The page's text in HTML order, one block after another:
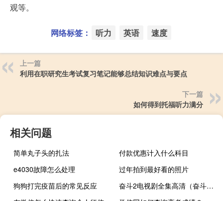
观等。
网络标签： 听力 英语 速度
上一篇
利用在职研究生考试复习笔记能够总结知识难点与要点
下一篇
如何得到托福听力满分
相关问题
简单丸子头的扎法
付款优惠计入什么科目
e4030故障怎么处理
过年拍到最好看的照片
狗狗打完疫苗后的常见反应
奋斗2电视剧全集高清（奋斗2电视剧全集）